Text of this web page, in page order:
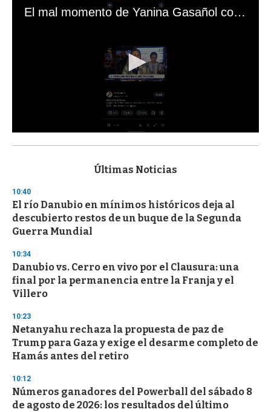
El mal momento de Yanina Gasañol con un hincha argentino en "Subrayado"
s
d
s
o
f
3
s
e
c
o
n
Últimas Noticias
10:40
El río Danubio en mínimos históricos deja al
descubierto restos de un buque de la Segunda
Guerra Mundial
10:34
Danubio vs. Cerro en vivo por el Clausura: una
final por la permanencia entre la Franja y el
Villero
10:23
Netanyahu rechaza la propuesta de paz de
Trump para Gaza y exige el desarme completo de
Hamás antes del retiro
10:12
Números ganadores del Powerball del sábado 8
de agosto de 2026: los resultados del último